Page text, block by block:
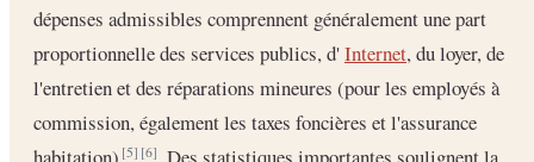
dépenses admissibles comprennent généralement une part
proportionnelle des services publics, d'Internet, du loyer, de
l'entretien et des réparations mineures (pour les employés à
commission, également les taxes foncières et l'assurance
habitation)[5] [6]. Des statistiques importantes soulignent la